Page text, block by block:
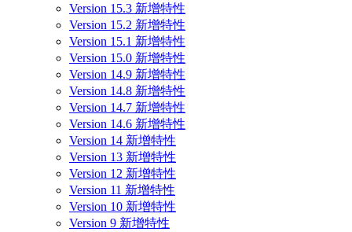
Version 15.3 新增特性
Version 15.2 新增特性
Version 15.1 新增特性
Version 15.0 新增特性
Version 14.9 新增特性
Version 14.8 新增特性
Version 14.7 新增特性
Version 14.6 新增特性
Version 14 新增特性
Version 13 新增特性
Version 12 新增特性
Version 11 新增特性
Version 10 新增特性
Version 9 新增特性